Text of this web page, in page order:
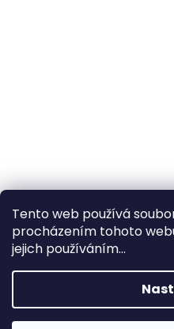
Tento web používá
procházením tohoto
jejich používáním...
Hledáte nejvýhodnější
pomocíregistrace